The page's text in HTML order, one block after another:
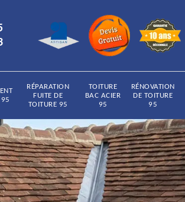
95
RÉPARATION
FUITE DE
TOITURE 95
TOITURE
BAC ACIER
95
RÉNOVATION
DE TOITURE
95